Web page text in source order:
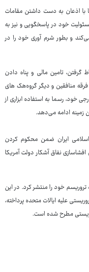
با اذعان به دست داشتن مقامات
خود در پاسخگویی و نیز به
و بطور شرم آوری خود را در
گرفتن، تامین مالی و پناه دادن
منافقین و دیگر گروه‌هک های
خود، رسما به استفاده ابزاری از
زمینه ادامه می‌دهد.
ایران ضمن محکوم کردن
نفاق آشکار دولت آمریکا
۲۵ آذر گزارش سالانه تروریسم خود را منتشر کرد. در این
علیه ایالات متحده پرداخته،
مطرح شده است.